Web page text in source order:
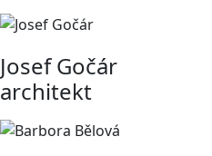
Josef Gočár
architekt